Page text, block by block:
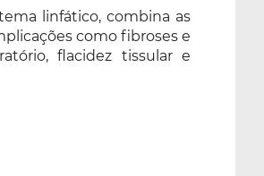
linfático, combina as
como fibroses e
flacidez tissular e